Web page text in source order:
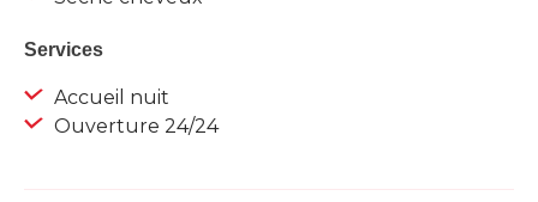
Services
Accueil nuit
Ouverture 24/24